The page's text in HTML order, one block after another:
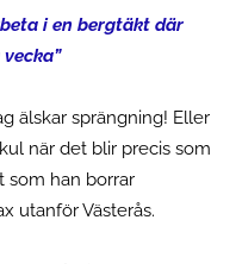
i en bergtäkt där
älskar sprängning! Eller
när det blir precis som
som han borrar
utanför Västerås.